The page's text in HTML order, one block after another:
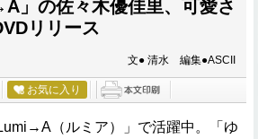
」の佐々木優佳里、可愛さ
リリース
文● 清水 編集●ASCII
お気に入り
（ルミア）」で活躍中。「ゆ